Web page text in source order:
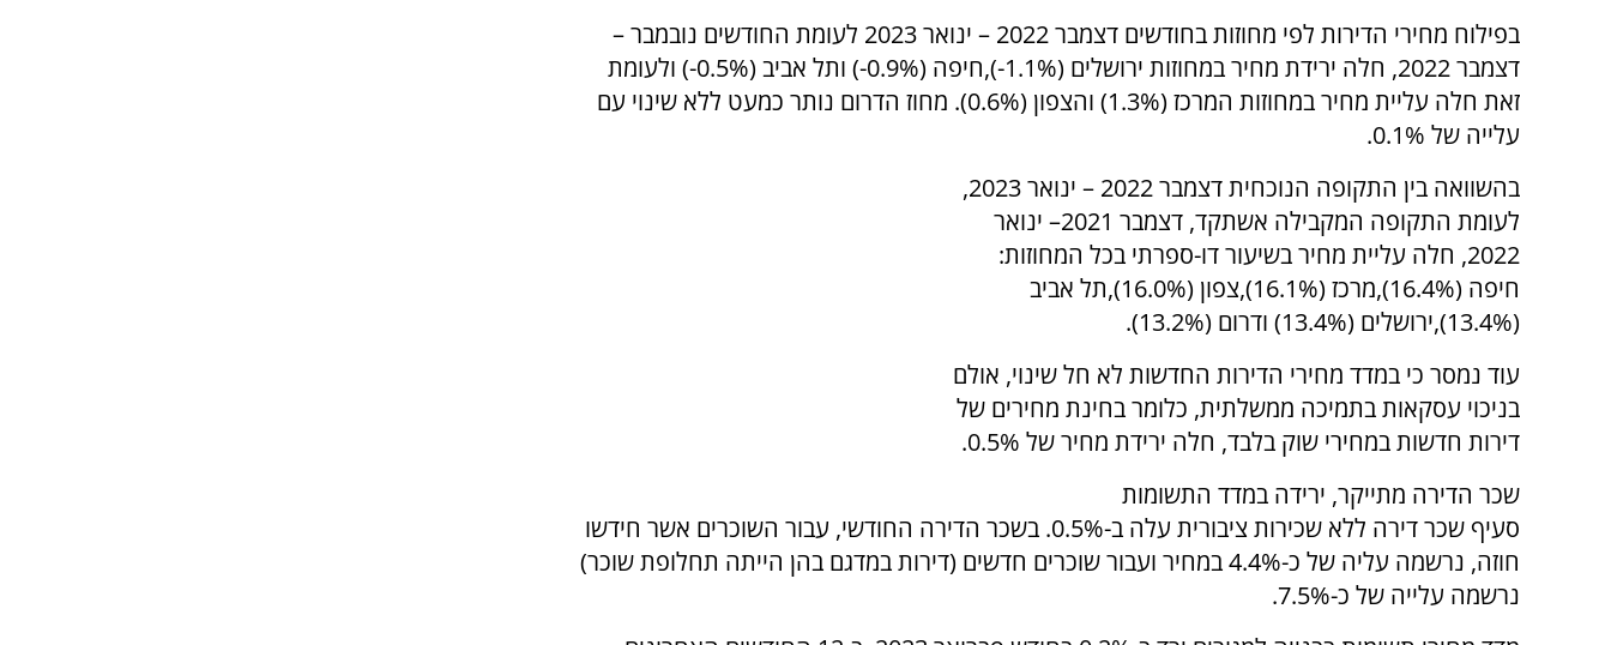
בפילוח מחירי הדירות לפי מחוזות בחודשים דצמבר 2022 – ינואר 2023 לעומת החודשים נובמבר –
דצמבר 2022, חלה ירידת מחיר במחוזות ירושלים (1.1%-),חיפה (0.9%-) ותל אביב (0.5%-) ולעומת
זאת חלה עליית מחיר במחוזות המרכז (1.3%) והצפון (0.6%). מחוז הדרום נותר כמעט ללא שינוי עם
עלייה של 0.1%.
בהשוואה בין התקופה הנוכחית דצמבר 2022 – ינואר 2023,
לעומת התקופה המקבילה אשתקד, דצמבר 2021– ינואר
2022, חלה עליית מחיר בשיעור דו-ספרתי בכל המחוזות:
חיפה (16.4%),מרכז (16.1%),צפון (16.0%),תל אביב
(13.4%),ירושלים (13.4%) ודרום (13.2%).
עוד נמסר כי במדד מחירי הדירות החדשות לא חל שינוי, אולם
בניכוי עסקאות בתמיכה ממשלתית, כלומר בחינת מחירים של
דירות חדשות במחירי שוק בלבד, חלה ירידת מחיר של 0.5%.
שכר הדירה מתייקר, ירידה במדד התשומות
סעיף שכר דירה ללא שכירות ציבורית עלה ב-0.5%. בשכר הדירה החודשי, עבור השוכרים אשר חידשו
חוזה, נרשמה עליה של כ-4.4% במחיר ועבור שוכרים חדשים (דירות במדגם בהן הייתה תחלופת שוכר)
נרשמה עלייה של כ-7.5%.